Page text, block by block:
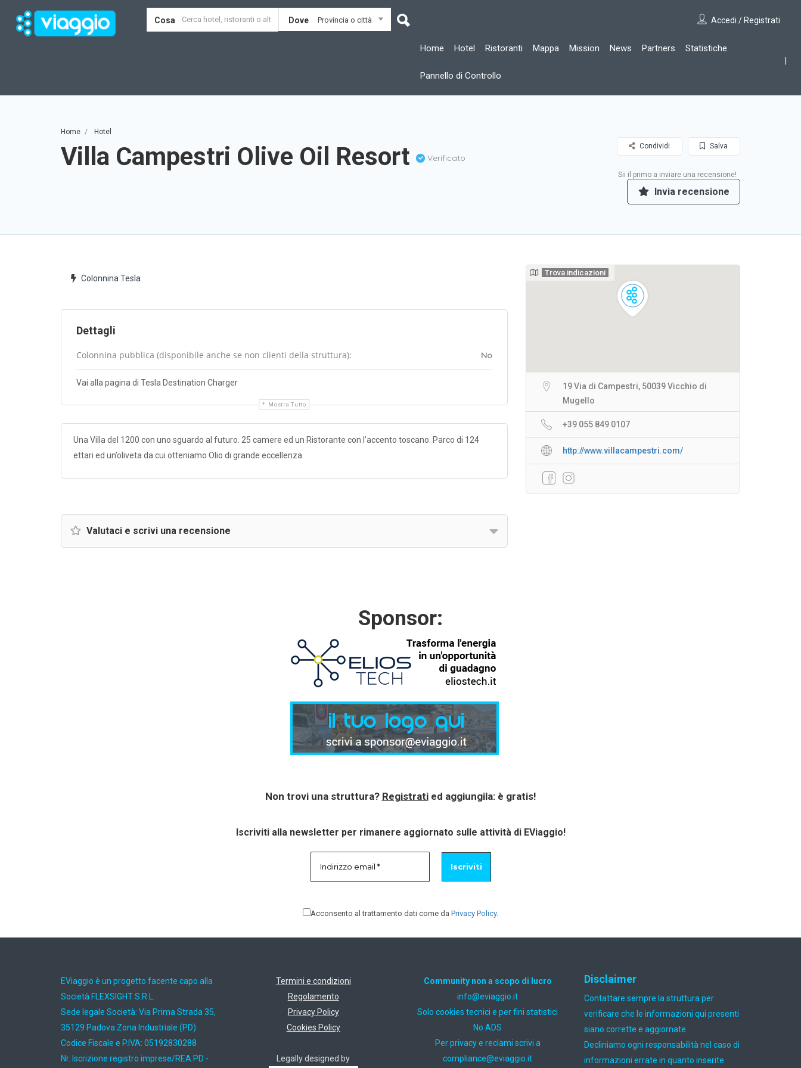
Cosa Dove Provincia o città Accedi / Registrati
Home Hotel Ristoranti Mappa Mission News Partners Statistiche
Pannello di Controllo
Home Hotel
Villa Campestri Olive Oil Resort Verificato
Salva
Condividi
Sii il primo a inviare una recensione!
Invia recensione
Colonnina Tesla
Dettagli
Colonnina pubblica (disponibile anche se non clienti della struttura): No
Vai alla pagina di Tesla Destination Charger
Mostra Tutto
Una Villa del 1200 con uno sguardo al futuro. 25 camere ed un Ristorante con l’accento toscano. Parco di 124
ettari ed un’oliveta da cui otteniamo Olio di grande eccellenza.
Valutaci e scrivi una recensione
Trova indicazioni
19 Via di Campestri, 50039 Vicchio di
Mugello
+39 055 849 0107
http://www.villacampestri.com/
Sponsor:
Non trovi una struttura? Registratied aggiungila: è gratis!
Iscriviti alla newsletter per rimanere aggiornato sulle attività di EViaggio!
Acconsento al trattamento dati come da Privacy Policy.
EViaggio è un progetto facente capo alla
Società FLEXSIGHT S.R.L.
Sede legale Società: Via Prima Strada 35,
35129 Padova Zona Industriale (PD)
Codice Fiscale e P.IVA: 05192830288
Nr. Iscrizione registro imprese/REA PD -
Termini e condizioni
Regolamento
Privacy Policy
Cookies Policy
Legally designed by
Community non a scopo di lucro
ti.oiggaive@ofni
Solo cookies tecnici e per fini statistici
No ADS
Per privacy e reclami scrivi a
ti.oiggaive@ecnailpmoc
Disclaimer
Contattare sempre la struttura per
verificare che le informazioni qui presenti
siano corrette e aggiornate.
Decliniamo ogni responsabilità nel caso di
informazioni errate in quanto inserite